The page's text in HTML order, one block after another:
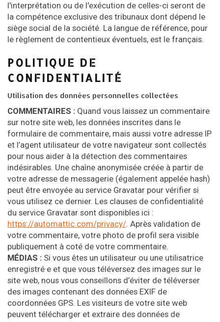
l'interprétation ou de l'exécution de celles-ci seront de
la compétence exclusive des tribunaux dont dépend le
siège social de la société. La langue de référence, pour
le règlement de contentieux éventuels, est le français.
POLITIQUE DE
CONFIDENTIALITÉ
Utilisation des données personnelles collectées
COMMENTAIRES : Quand vous laissez un commentaire
sur notre site web, les données inscrites dans le
formulaire de commentaire, mais aussi votre adresse IP
et l’agent utilisateur de votre navigateur sont collectés
pour nous aider à la détection des commentaires
indésirables. Une chaîne anonymisée créée à partir de
votre adresse de messagerie (également appelée hash)
peut être envoyée au service Gravatar pour vérifier si
vous utilisez ce dernier. Les clauses de confidentialité
du service Gravatar sont disponibles ici :
https://automattic.com/privacy/. Après validation de
votre commentaire, votre photo de profil sera visible
publiquement à coté de votre commentaire.
MÉDIAS : Si vous êtes un utilisateur ou une utilisatrice
enregistré·e et que vous téléversez des images sur le
site web, nous vous conseillons d’éviter de téléverser
des images contenant des données EXIF de
coordonnées GPS. Les visiteurs de votre site web
peuvent télécharger et extraire des données de